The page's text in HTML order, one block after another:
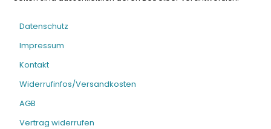
Datenschutz
Impressum
Kontakt
Widerrufinfos/Versandkosten
AGB
Vertrag widerrufen